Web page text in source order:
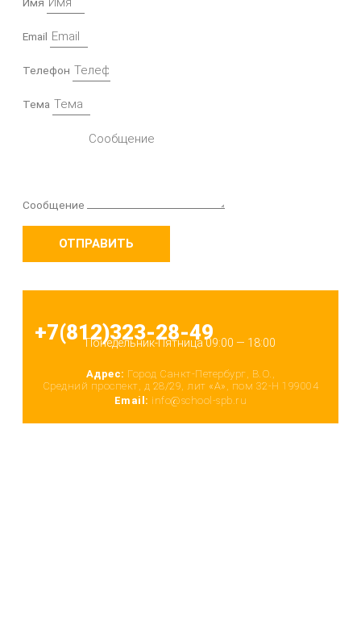
Имя
Email
Телефон
Тема
Сообщение
ОТПРАВИТЬ
+7(812)323-28-49
Понедельник-Пятница 09:00 — 18:00
Адрес: Город Санкт-Петербург, В.О.,
Средний проспект, д 28/29, лит «А», пом 32-Н 199004
Email: info@school-spb.ru